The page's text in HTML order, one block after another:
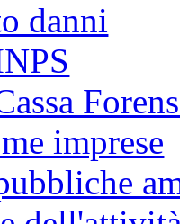
danni
imprese